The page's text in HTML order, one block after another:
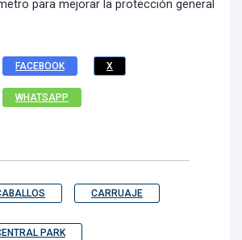
para mejorar la protección general
FACEBOOK X
WHATSAPP
CARRUAJE
PARK